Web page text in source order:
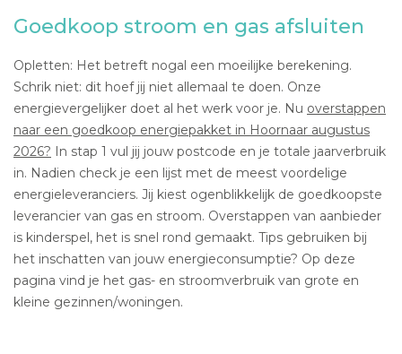
Goedkoop stroom en gas afsluiten
Opletten: Het betreft nogal een moeilijke berekening.
Schrik niet: dit hoef jij niet allemaal te doen. Onze
energievergelijker doet al het werk voor je. Nu overstappen
naar een goedkoop energiepakket in Hoornaar augustus
2026? In stap 1 vul jij jouw postcode en je totale jaarverbruik
in. Nadien check je een lijst met de meest voordelige
energieleveranciers. Jij kiest ogenblikkelijk de goedkoopste
leverancier van gas en stroom. Overstappen van aanbieder
is kinderspel, het is snel rond gemaakt. Tips gebruiken bij
het inschatten van jouw energieconsumptie? Op deze
pagina vind je het gas- en stroomverbruik van grote en
kleine gezinnen/woningen.